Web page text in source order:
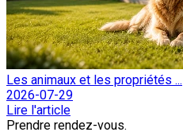
Les animaux et les propriétés ...
2026-07-29
Lire l'article
Prendre rendez-vous.